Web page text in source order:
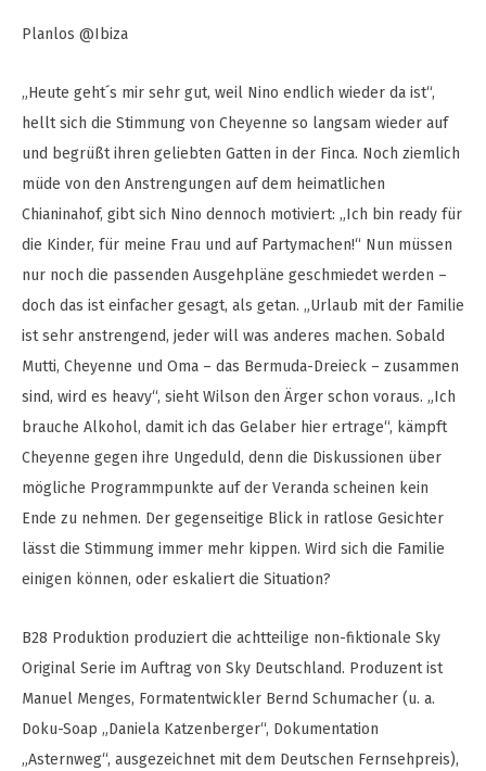
Planlos @Ibiza
„Heute geht´s mir sehr gut, weil Nino endlich wieder da ist“,
hellt sich die Stimmung von Cheyenne so langsam wieder auf
und begrüßt ihren geliebten Gatten in der Finca. Noch ziemlich
müde von den Anstrengungen auf dem heimatlichen
Chianinahof, gibt sich Nino dennoch motiviert: „Ich bin ready für
die Kinder, für meine Frau und auf Partymachen!“ Nun müssen
nur noch die passenden Ausgehpläne geschmiedet werden –
doch das ist einfacher gesagt, als getan. „Urlaub mit der Familie
ist sehr anstrengend, jeder will was anderes machen. Sobald
Mutti, Cheyenne und Oma – das Bermuda-Dreieck – zusammen
sind, wird es heavy“, sieht Wilson den Ärger schon voraus. „Ich
brauche Alkohol, damit ich das Gelaber hier ertrage“, kämpft
Cheyenne gegen ihre Ungeduld, denn die Diskussionen über
mögliche Programmpunkte auf der Veranda scheinen kein
Ende zu nehmen. Der gegenseitige Blick in ratlose Gesichter
lässt die Stimmung immer mehr kippen. Wird sich die Familie
einigen können, oder eskaliert die Situation?
B28 Produktion produziert die achtteilige non-fiktionale Sky
Original Serie im Auftrag von Sky Deutschland. Produzent ist
Manuel Menges, Formatentwickler Bernd Schumacher (u. a.
Doku-Soap „Daniela Katzenberger“, Dokumentation
„Asternweg“, ausgezeichnet mit dem Deutschen Fernsehpreis),